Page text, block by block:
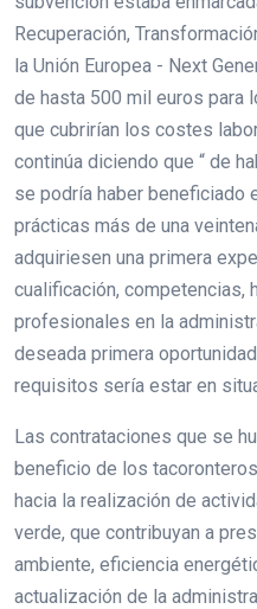
Recuperación,
la Unión Europea - Next
de hasta 500 mil euros
que cubrirían los costes
continúa diciendo que “ de
se podría haber beneficiado
prácticas más de una
adquiriesen una primera
cualificación, competencias,
profesionales en la
deseada primera
requisitos sería estar en
Las contrataciones que se
beneficio de los
hacia la realización de
verde, que contribuyan a
ambiente, eficiencia
actualización de la